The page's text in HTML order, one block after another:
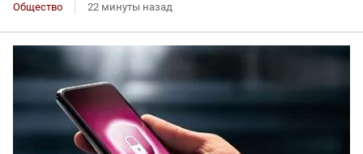
Общество 22 минуты назад